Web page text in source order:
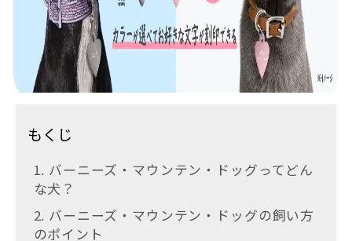
もくじ
1. バーニーズ・マウンテン・ドッグってどん
な犬？
2. バーニーズ・マウンテン・ドッグの飼い方
のポイント